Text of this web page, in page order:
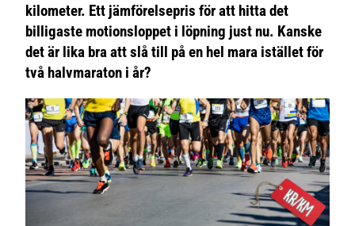
kilometer. Ett jämförelsepris för att hitta det
billigaste motionsloppet i löpning just nu. Kanske
det är lika bra att slå till på en hel mara istället för
två halvmaraton i år?